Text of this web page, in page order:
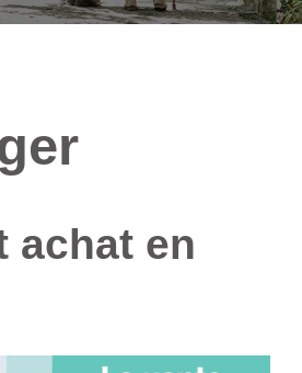
achat en